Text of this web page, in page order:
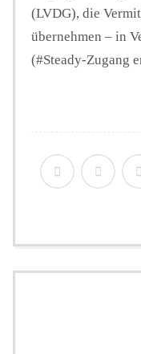
(LVDG), die
übernehmen – in
(#Steady-Zugang